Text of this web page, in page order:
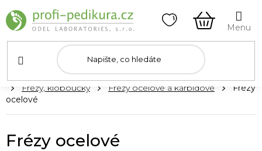
na
obsah
NÁKUPNÍ
KOŠÍK
DomůFrézy, kloboučky Frézy ocelové a karbidové
Frézy
ocelové
Frézy ocelové